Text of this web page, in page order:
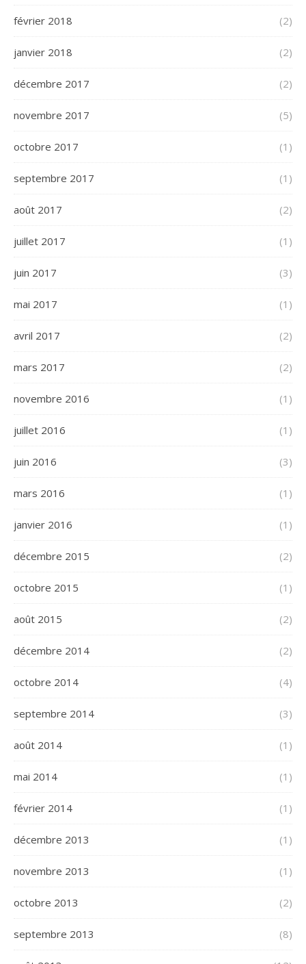
février 2018 (2)
janvier 2018 (2)
décembre 2017 (2)
novembre 2017 (5)
octobre 2017 (1)
septembre 2017 (1)
août 2017 (2)
juillet 2017 (1)
juin 2017 (3)
mai 2017 (1)
avril 2017 (2)
mars 2017 (2)
novembre 2016 (1)
juillet 2016 (1)
juin 2016 (3)
mars 2016 (1)
janvier 2016 (1)
décembre 2015 (2)
octobre 2015 (1)
août 2015 (2)
décembre 2014 (2)
octobre 2014 (4)
septembre 2014 (3)
août 2014 (1)
mai 2014 (1)
février 2014 (1)
décembre 2013 (1)
novembre 2013 (1)
octobre 2013 (2)
septembre 2013 (8)